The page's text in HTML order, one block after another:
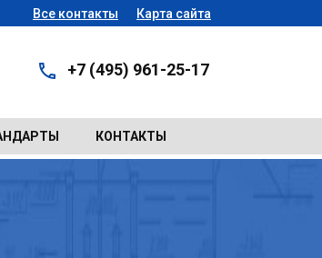
Все контакты Карта сайта
+7 (495) 961-25-17
КОНТАКТЫ